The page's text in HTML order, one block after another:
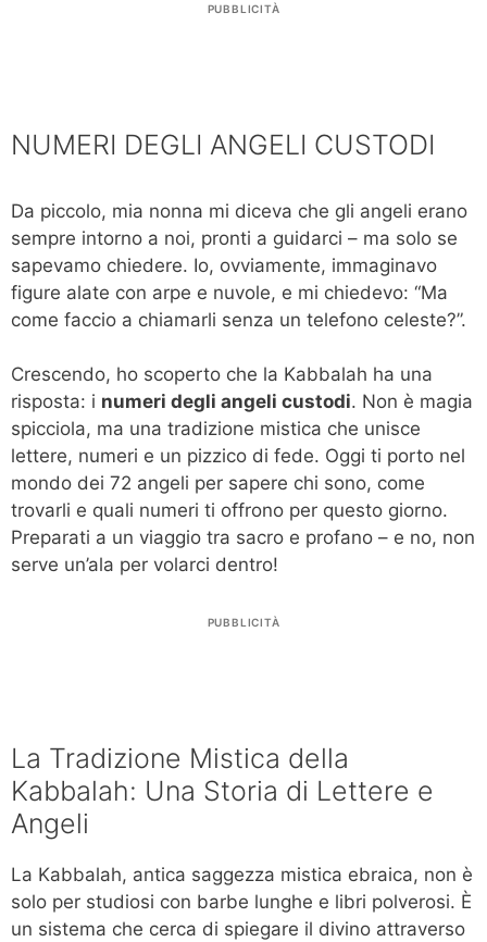
PUBBLICITÀ
NUMERI DEGLI ANGELI CUSTODI
Da piccolo, mia nonna mi diceva che gli angeli erano
sempre intorno a noi, pronti a guidarci – ma solo se
sapevamo chiedere. Io, ovviamente, immaginavo
figure alate con arpe e nuvole, e mi chiedevo: “Ma
come faccio a chiamarli senza un telefono celeste?”.
Crescendo, ho scoperto che la Kabbalah ha una
risposta: i numeri degli angeli custodi. Non è magia
spicciola, ma una tradizione mistica che unisce
lettere, numeri e un pizzico di fede. Oggi ti porto nel
mondo dei 72 angeli per sapere chi sono, come
trovarli e quali numeri ti offrono per questo giorno.
Preparati a un viaggio tra sacro e profano – e no, non
serve un’ala per volarci dentro!
PUBBLICITÀ
La Tradizione Mistica della
Kabbalah: Una Storia di Lettere e
Angeli
La Kabbalah, antica saggezza mistica ebraica, non è
solo per studiosi con barbe lunghe e libri polverosi. È
un sistema che cerca di spiegare il divino attraverso